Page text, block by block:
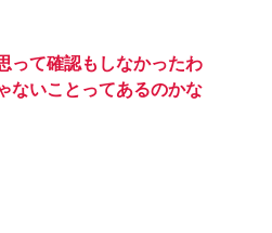
って確認もしなかったわ
ないことってあるのかな